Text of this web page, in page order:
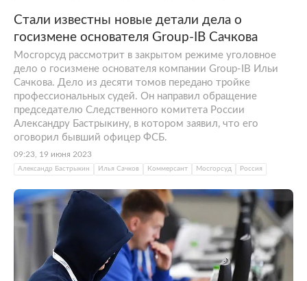
Фото: Евгений Биятов / РИА Новости
Проекты Group-IB и развитие компании
Group-IB под руководством Ильи Сачкова
Стали известны новые детали дела о
госизмене основателя Group-IB Сачкова
Мосгорсуд рассмотрит в закрытом режиме уголовное
дело о госизмене основателя компании Group-IB Ильи
Сачкова. Дело из десяти томов передано тройке
профессиональных судей. Он направил обращение
председателю Следственного комитета России
Александру Бастрыкину, в котором заявил, что его
оговорил бывший офицер ФСБ.
09:23, 19 июня 2023
Александр Бастрыкин Илья Сачков Коммерсант Мосгорсуд Россия